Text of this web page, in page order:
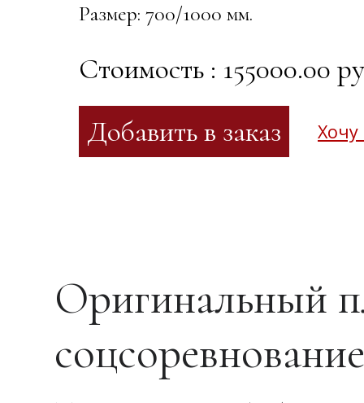
Размер: 700/1000 мм.
Стоимость : 155000.00
Хочу
Оригинальный